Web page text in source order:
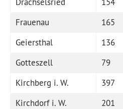
Frauenau
165
Geiersthal
136
Gotteszell
79
Kirchberg i. W.
397
Kirchdorf i. W.
201